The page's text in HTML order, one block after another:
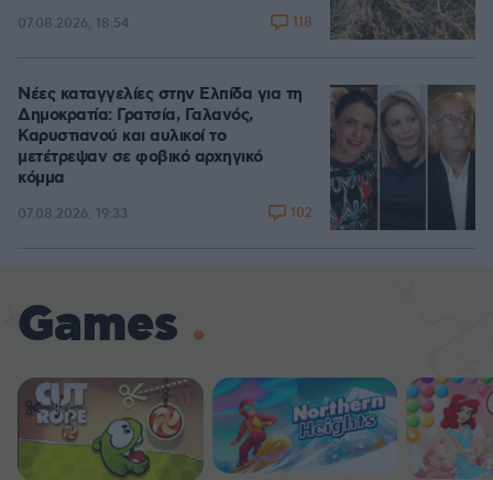
07.08.2026, 18:54 118
Νέες καταγγελίες στην Ελπίδα για τη
Δημοκρατία: Γρατσία, Γαλανός,
Καρυστιανού και αυλικοί το
μετέτρεψαν σε φοβικό αρχηγικό
κόμμα
07.08.2026, 19:33 102
Games